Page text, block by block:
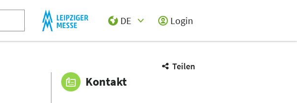
DE
Login
Teilen
Kontakt